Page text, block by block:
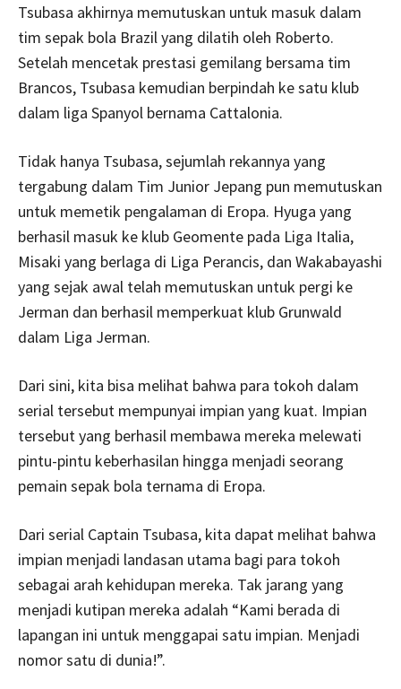
Tsubasa akhirnya memutuskan untuk masuk dalam
tim sepak bola Brazil yang dilatih oleh Roberto.
Setelah mencetak prestasi gemilang bersama tim
Brancos, Tsubasa kemudian berpindah ke satu klub
dalam liga Spanyol bernama Cattalonia.
Tidak hanya Tsubasa, sejumlah rekannya yang
tergabung dalam Tim Junior Jepang pun memutuskan
untuk memetik pengalaman di Eropa. Hyuga yang
berhasil masuk ke klub Geomente pada Liga Italia,
Misaki yang berlaga di Liga Perancis, dan Wakabayashi
yang sejak awal telah memutuskan untuk pergi ke
Jerman dan berhasil memperkuat klub Grunwald
dalam Liga Jerman.
Dari sini, kita bisa melihat bahwa para tokoh dalam
serial tersebut mempunyai impian yang kuat. Impian
tersebut yang berhasil membawa mereka melewati
pintu-pintu keberhasilan hingga menjadi seorang
pemain sepak bola ternama di Eropa.
Dari serial Captain Tsubasa, kita dapat melihat bahwa
impian menjadi landasan utama bagi para tokoh
sebagai arah kehidupan mereka. Tak jarang yang
menjadi kutipan mereka adalah “Kami berada di
lapangan ini untuk menggapai satu impian. Menjadi
nomor satu di dunia!”.